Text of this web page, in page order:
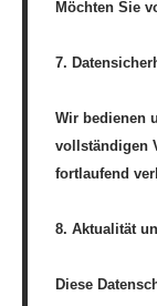
Möchten Sie
7.
Wir bedienen
vollständigen
fortlaufend
8. Aktualität
Diese